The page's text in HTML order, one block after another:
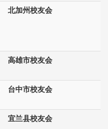
北加州校友会
高雄市校友会
台中市校友会
宜兰县校友会